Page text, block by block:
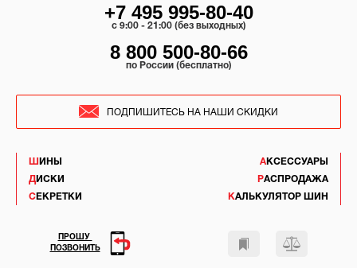
ШИНЫ
ДИСКИ
СЕКРЕТКИ
АКСЕССУАРЫ
РАСПРОДАЖА
КАЛЬКУЛЯТОР ШИН
+7 495 995-80-40
c 9:00 - 21:00 (без выходных)
8 800 500-80-66
по России (бесплатно)
ПОДПИШИТЕСЬ НА НАШИ СКИДКИ
ПРОШУ
ПОЗВОНИТЬ